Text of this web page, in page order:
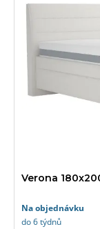
Verona
Na objednávku
do 6 týdnů